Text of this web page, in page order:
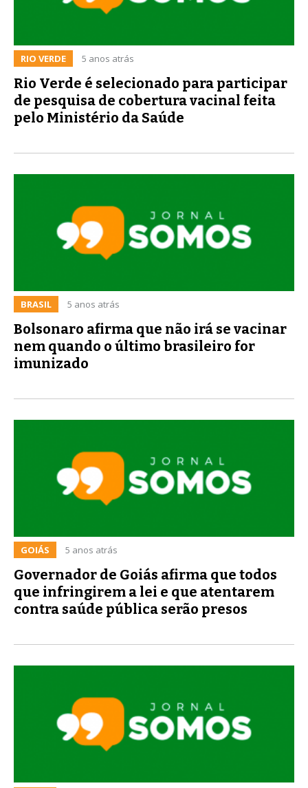
RIO VERDE 5 anos atrás
Rio Verde é selecionado para participar
de pesquisa de cobertura vacinal feita
pelo Ministério da Saúde
BRASIL 5 anos atrás
Bolsonaro afirma que não irá se vacinar
nem quando o último brasileiro for
imunizado
GOIÁS 5 anos atrás
Governador de Goiás afirma que todos
que infringirem a lei e que atentarem
contra saúde pública serão presos